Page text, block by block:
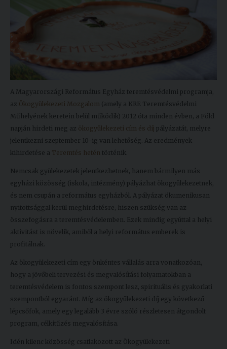
Szolgáltatásaink
Egyetemi
Lelkészség
Események
Sport
A Magyarországi Református Egyház teremtésvédelmi programja,
az Ökogyülekezeti Mozgalom (amely a KRE Teremtésvédelmi
Műhelyének keretein belül működik) 2012 óta minden évben, a Föld
napján hirdeti meg az ökogyülekezeti cím és díj pályázatát, melyre
jelentkezni szeptember 10-ig van lehetőség. Az eredmények
kihirdetése a Teremtés hetén történik.
Nemcsak gyülekezetek jelentkezhetnek, hanem bármilyen más
egyházi közösség (iskola, intézmény) pályázhat ökogyülekezetnek,
és nem csupán a református egyházból. A pályázat ökumenikusan
nyitottsággal kerül meghirdetésre, hiszen szükség van az
összefogásra a teremtésvédelemben. Ezek mindig egyúttal a helyi
aktivitást is növelik, amiből a helyi református emberek is
profitálnak.
Az ökogyülekezeti cím egy önkéntes vállalás arra vonatkozóan,
hogy a jövőbeli tervezési és megvalósítási folyamatokban a
teremtésvédelem is fontos szempont lesz, spirituális és gyakorlati
szempontból egyaránt. Míg az ökogyülekezeti díj egy következő
lépcsőfok, amely egy legalább 3 évre szóló részletesen átgondolt
program, célkitűzés megvalósítása.
Idén kilenc közösség csatlakozott az Ökogyülekezeti